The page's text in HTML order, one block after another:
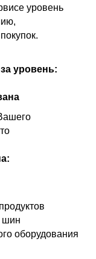
уровень
уровень:
шин
оборудования